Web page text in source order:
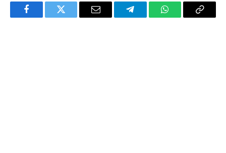
FacebookTwitter Email TelegramWhatsAppCopy